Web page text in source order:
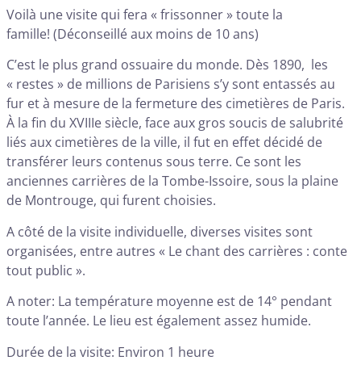
Voilà une visite qui fera « frissonner » toute la
famille! (Déconseillé aux moins de 10 ans)
C’est le plus grand ossuaire du monde. Dès 1890, les
« restes » de millions de Parisiens s’y sont entassés au
fur et à mesure de la fermeture des cimetières de Paris.
À la fin du XVIIIe siècle, face aux gros soucis de salubrité
liés aux cimetières de la ville, il fut en effet décidé de
transférer leurs contenus sous terre. Ce sont les
anciennes carrières de la Tombe-Issoire, sous la plaine
de Montrouge, qui furent choisies.
A côté de la visite individuelle, diverses visites sont
organisées, entre autres « Le chant des carrières : conte
tout public ».
A noter: La température moyenne est de 14° pendant
toute l’année. Le lieu est également assez humide.
Durée de la visite: Environ 1 heure